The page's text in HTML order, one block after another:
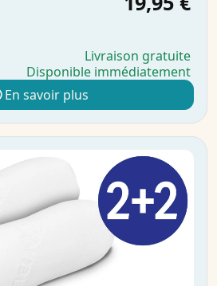
Livraison gratuite
Disponible immédiatement
En savoir plus